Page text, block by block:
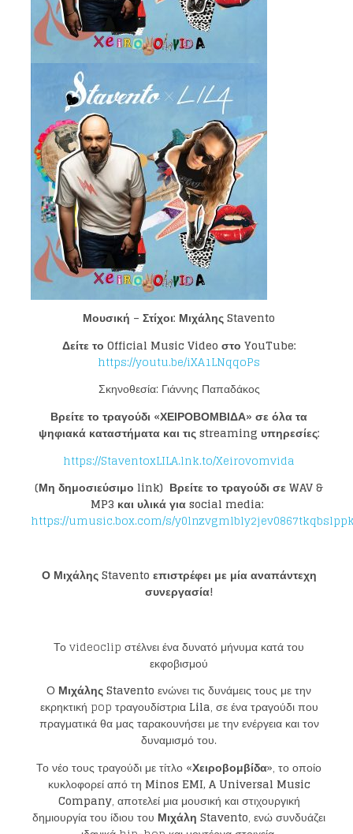
Μουσική – Στίχοι: ΜιχάληςStavento
Δείτε το Official Music Video στο YouTube:
https://youtu.be/iXA1LNqqoPs
Σκηνοθεσία: Γιάννης Παπαδάκος
Βρείτε το τραγούδι «ΧΕΙΡΟΒΟΜΒΙΔΑ» σε όλα τα
ψηφιακά καταστήματα και τις streaming υπηρεσίες:
https://StaventoxLILA.lnk.to/Xeirovomvida
(Μη δημοσιεύσιμο link) Βρείτε το τραγούδι σεWAV&
MP3 και υλικά γιαsocial media:
https://umusic.box.com/s/
Ο ΜιχάληςStavento επιστρέφει με μία αναπάντεχη
συνεργασία!
Το videoclip στέλνει ένα δυνατό μήνυμα κατά του
εκφοβισμού
Ο ΜιχάληςStavento ενώνει τις δυνάμεις τους με την
εκρηκτική pop τραγουδίστρια Lila, σε ένα τραγούδι που
πραγματικά θα μας ταρακουνήσει με την ενέργεια και τον
δυναμισμό του.
Το νέο τους τραγούδι με τίτλο «Χειροβομβίδα», το οποίο
κυκλοφορεί από τη Minos EMI, A Universal Music
Company, αποτελεί μια μουσική και στιχουργική
δημιουργία του ίδιου του ΜιχάληStavento, ενώ συνδυάζει